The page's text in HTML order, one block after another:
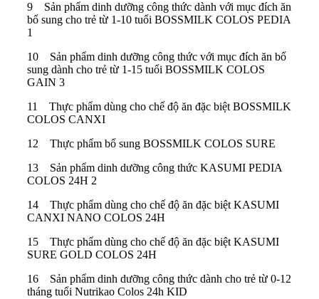
9 Sản phẩm dinh dưỡng công thức dành với mục đích ăn
bổ sung cho trẻ từ 1-10 tuổi BOSSMILK COLOS PEDIA
1
10 Sản phẩm dinh dưỡng công thức với mục đích ăn bổ
sung dành cho trẻ từ 1-15 tuổi BOSSMILK COLOS
GAIN 3
11 Thực phẩm dùng cho chế độ ăn đặc biệt BOSSMILK
COLOS CANXI
12 Thực phẩm bổ sung BOSSMILK COLOS SURE
13 Sản phẩm dinh dưỡng công thức KASUMI PEDIA
COLOS 24H 2
14 Thực phẩm dùng cho chế độ ăn đặc biệt KASUMI
CANXI NANO COLOS 24H
15 Thực phẩm dùng cho chế độ ăn đặc biệt KASUMI
SURE GOLD COLOS 24H
16 Sản phẩm dinh dưỡng công thức dành cho trẻ từ 0-12
tháng tuổi Nutrikao Colos 24h KID